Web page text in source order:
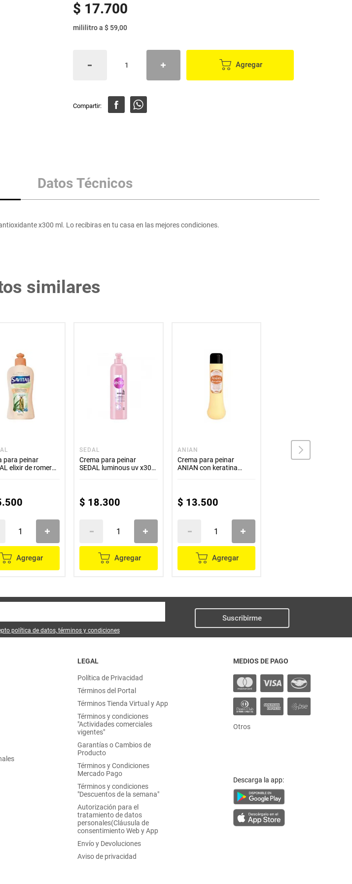
$ 17.700
mililitroa $ 59,00
Agregar
Datos Técnicos
x300 ml. Lo recibiras en tu casa en las mejores condiciones.
similares
para peinar
elixir de romero
.500
Agregar
SEDAL
Crema para peinar
SEDAL luminous uv x300
$ 18.300
Agregar
ANIAN
Crema para peinar
ANIAN con keratina
$ 13.500
Agregar
PANTENE
Crema para peinar
política de datos, términos y condiciones
Suscribirme
LEGAL
Política de Privacidad
Términos del Portal
Términos Tienda Virtual y App
Términos y condiciones
"Actividades comerciales
vigentes"
Garantías o Cambios de
Producto
Términos y Condiciones
Mercado Pago
Términos y condiciones
"Descuentos de la semana"
Autorización para el
tratamiento de datos
personales(Cláusula de
consentimiento Web y App
Envío y Devoluciones
Aviso de privacidad
MEDIOS DE PAGO
Otros
Descarga la app: